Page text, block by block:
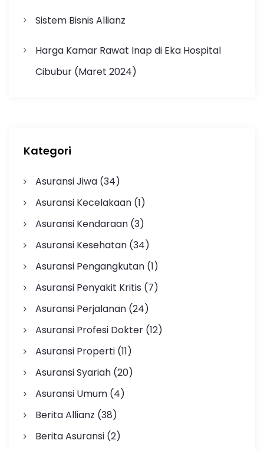
Sistem Bisnis Allianz
Harga Kamar Rawat Inap di Eka Hospital
Cibubur (Maret 2024)
Kategori
Asuransi Jiwa(34)
Asuransi Kecelakaan(1)
Asuransi Kendaraan(3)
Asuransi Kesehatan(34)
Asuransi Pengangkutan(1)
Asuransi Penyakit Kritis (7)
Asuransi Perjalanan(24)
Asuransi Profesi Dokter(12)
Asuransi Properti(11)
Asuransi Syariah(20)
Asuransi Umum(4)
Berita Allianz (38)
Berita Asuransi(2)